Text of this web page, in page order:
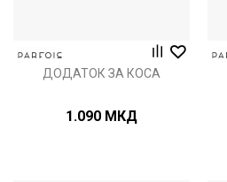
ДОДАТОК ЗА КОСА
1.090 МКД